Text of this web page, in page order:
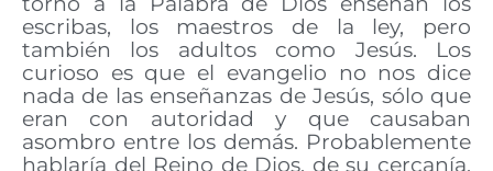
escribas, los maestros de la ley, pero
también los adultos como Jesús. Los
curioso es que el evangelio no nos dice
nada de las enseñanzas de Jesús, sólo que
eran con autoridad y que causaban
asombro entre los demás. Probablemente
hablaría del Reino de Dios, de su cercanía,